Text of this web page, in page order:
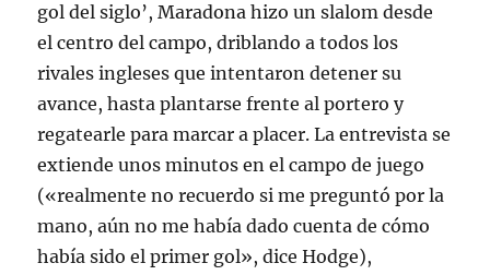
gol del siglo’, Maradona hizo un slalom desde
el centro del campo, driblando a todos los
rivales ingleses que intentaron detener su
avance, hasta plantarse frente al portero y
regatearle para marcar a placer. La entrevista se
extiende unos minutos en el campo de juego
(«realmente no recuerdo si me preguntó por la
mano, aún no me había dado cuenta de cómo
había sido el primer gol», dice Hodge),